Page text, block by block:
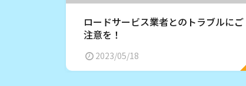
ロードサービス業者とのトラブルにご
注意を！
2023/05/18